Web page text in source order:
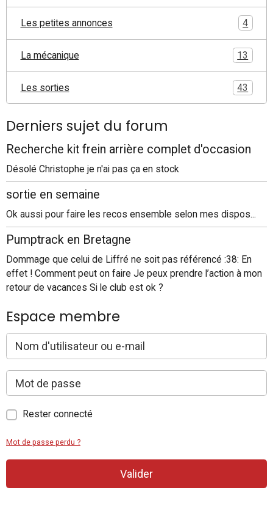
Les petites annonces 4
La mécanique 13
Les sorties 43
Derniers sujet du forum
Recherche kit frein arrière complet d'occasion
Désolé Christophe je n'ai pas ça en stock
sortie en semaine
Ok aussi pour faire les recos ensemble selon mes dispos...
Pumptrack en Bretagne
Dommage que celui de Liffré ne soit pas référencé :38: En
effet ! Comment peut on faire Je peux prendre l’action à mon
retour de vacances Si le club est ok ?
Espace membre
Rester connecté
Mot de passe perdu ?
Valider